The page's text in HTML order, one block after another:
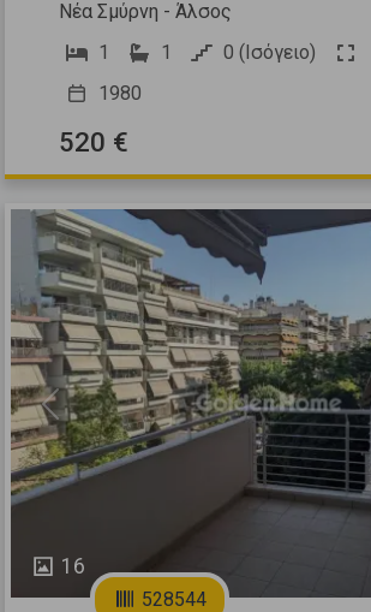
Νέα Σμύρνη - Άλσος
1
1 0 (Ισόγειο)
1980
520 €
16
Previous
528544